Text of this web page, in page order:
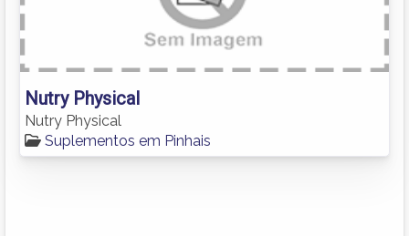
Nutry Physical
Nutry Physical
Suplementos em Pinhais